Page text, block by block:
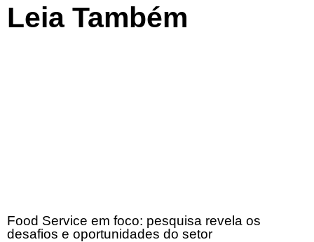
Leia Também
Food Service em foco: pesquisa revela os
desafios e oportunidades do setor